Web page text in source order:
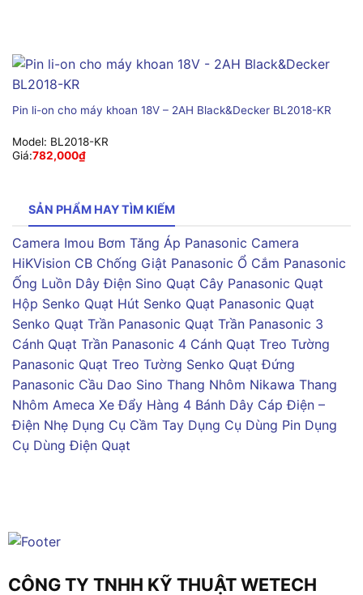
Pin li-on cho máy khoan 18V – 2AH Black&Decker BL2018-KR
Model: BL2018-KR
Giá:782,000₫
SẢN PHẨM HAY TÌM KIẾM
Camera Imou Bơm Tăng Áp Panasonic Camera
HiKVision CB Chống Giật Panasonic Ổ Cắm Panasonic
Ống Luồn Dây Điện Sino Quạt Cây Panasonic Quạt
Hộp Senko Quạt Hút Senko Quạt Panasonic Quạt
Senko Quạt Trần Panasonic Quạt Trần Panasonic 3
Cánh Quạt Trần Panasonic 4 Cánh Quạt Treo Tường
Panasonic Quạt Treo Tường Senko Quạt Đứng
Panasonic Cầu Dao Sino Thang Nhôm Nikawa Thang
Nhôm Ameca Xe Đẩy Hàng 4 Bánh Dây Cáp Điện –
Điện Nhẹ Dụng Cụ Cầm Tay Dụng Cụ Dùng Pin Dụng
Cụ Dùng Điện Quạt
CÔNG TY TNHH KỸ THUẬT WETECH